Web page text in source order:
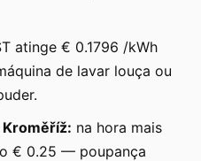
atinge € 0.1796 /kWh
de lavar louça ou
Kroměříž: na hora mais
€ 0.25 — poupança